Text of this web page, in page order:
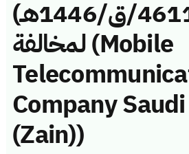
(46114153/ق/1446هـ)
لمخالفة (Mobile
Company
(Zain))